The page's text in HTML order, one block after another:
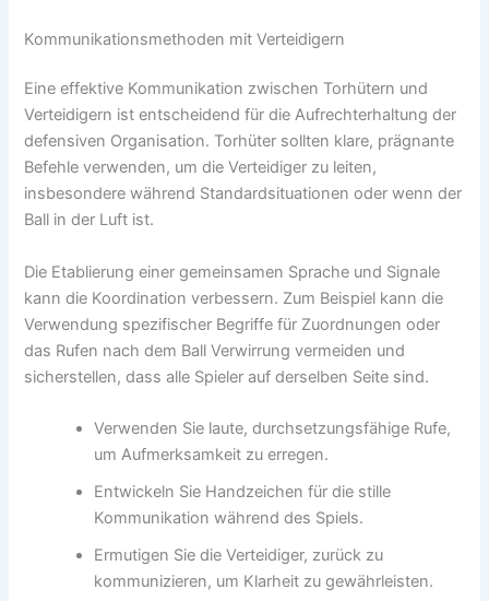
Kommunikationsmethoden mit Verteidigern
Eine effektive Kommunikation zwischen Torhütern und
Verteidigern ist entscheidend für die Aufrechterhaltung der
defensiven Organisation. Torhüter sollten klare, prägnante
Befehle verwenden, um die Verteidiger zu leiten,
insbesondere während Standardsituationen oder wenn der
Ball in der Luft ist.
Die Etablierung einer gemeinsamen Sprache und Signale
kann die Koordination verbessern. Zum Beispiel kann die
Verwendung spezifischer Begriffe für Zuordnungen oder
das Rufen nach dem Ball Verwirrung vermeiden und
sicherstellen, dass alle Spieler auf derselben Seite sind.
Verwenden Sie laute, durchsetzungsfähige Rufe,
um Aufmerksamkeit zu erregen.
Entwickeln Sie Handzeichen für die stille
Kommunikation während des Spiels.
Ermutigen Sie die Verteidiger, zurück zu
kommunizieren, um Klarheit zu gewährleisten.